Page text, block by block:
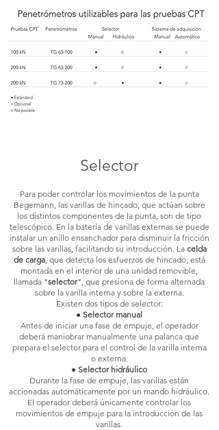
Selector
Para poder controlar los movimientos de la punta
Begemann, las varillas de hincado, que actúan sobre
los distintos componentes de la punta, son de tipo
telescópico. En la batería de varillas externas se puede
instalar un anillo ensanchador para disminuir la fricción
sobre las varillas, facilitando su introducción. La celda
de carga, que detecta los esfuerzos de hincado, está
montada en el interior de una unidad removible,
llamada "selector", que presiona de forma alternada
sobre la varilla interna y sobre la externa.
Existen dos tipos de selector:
● Selector manual
Antes de iniciar una fase de empuje, el operador
deberá maniobrar manualmente una palanca que
prepara el selector para el control de la varilla interna
o externa.
● Selector hidráulico
Durante la fase de empuje, las varillas están
accionadas automáticamente por un mando hidráulico.
El operador deberá únicamente controlar los
movimientos de empuje para la introducción de las
varillas.